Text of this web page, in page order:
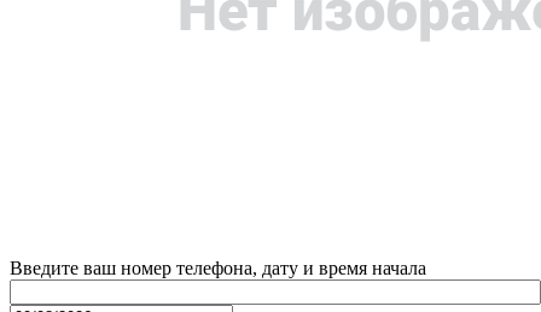
Введите ваш номер телефона, дату и время начала